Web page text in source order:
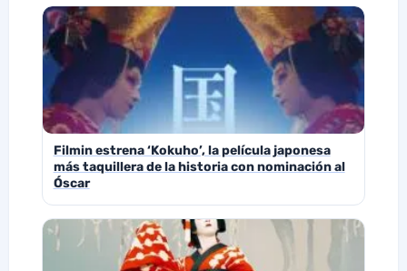
Filmin estrena ‘Kokuho’, la película japonesa
más taquillera de la historia con nominación al
Óscar